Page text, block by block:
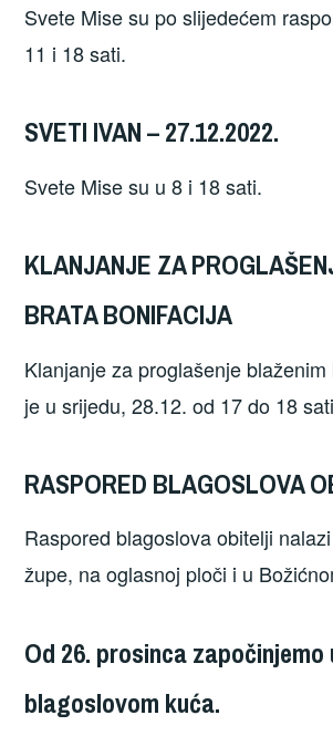
Svete Mise su po slijedećem
11 i 18 sati.
SVETI IVAN – 27.12.2022.
Svete Mise su u 8 i 18 sati.
KLANJANJE ZA
BRATA BONIFACIJA
Klanjanje za proglašenje
je u srijedu, 28.12. od 17 do 18
RASPORED BLAGOSLOVA
Raspored blagoslova obitelji
župe, na oglasnoj ploči i u
Od 26. prosinca započinjemo
blagoslovom kuća.